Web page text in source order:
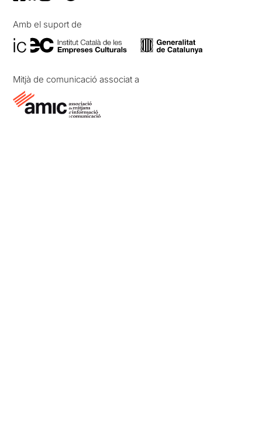
Amb el suport de
Mitjà de comunicació associat a